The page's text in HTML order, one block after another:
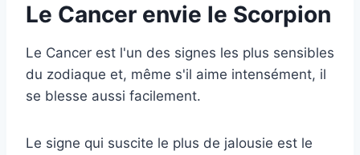
Le Cancer envie le Scorpion
Le Cancer est l'un des signes les plus sensibles
du zodiaque et, même s'il aime intensément, il
se blesse aussi facilement.
Le signe qui suscite le plus de jalousie est le